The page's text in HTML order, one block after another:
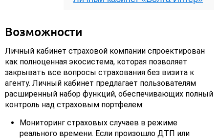
Возможности
Личный кабинет страховой компании спроектирован
как полноценная экосистема, которая позволяет
закрывать все вопросы страхования без визита к
агенту. Личный кабинет предлагает пользователям
расширенный набор функций, обеспечивающих полный
контроль над страховым портфелем:
Мониторинг страховых случаев в режиме
реального времени. Если произошло ДТП или